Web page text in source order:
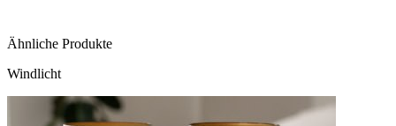
Ähnliche Produkte
Windlicht